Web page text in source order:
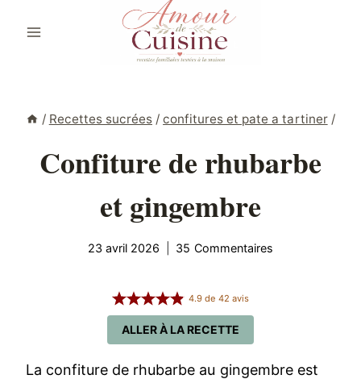
/ Recettes sucrées / confitures et pate a tartiner /
Confiture de rhubarbe
et gingembre
23 avril 2026 35 Commentaires
ALLER À LA RECETTE
4.9de 42 avis
La confiture de rhubarbe au gingembre est